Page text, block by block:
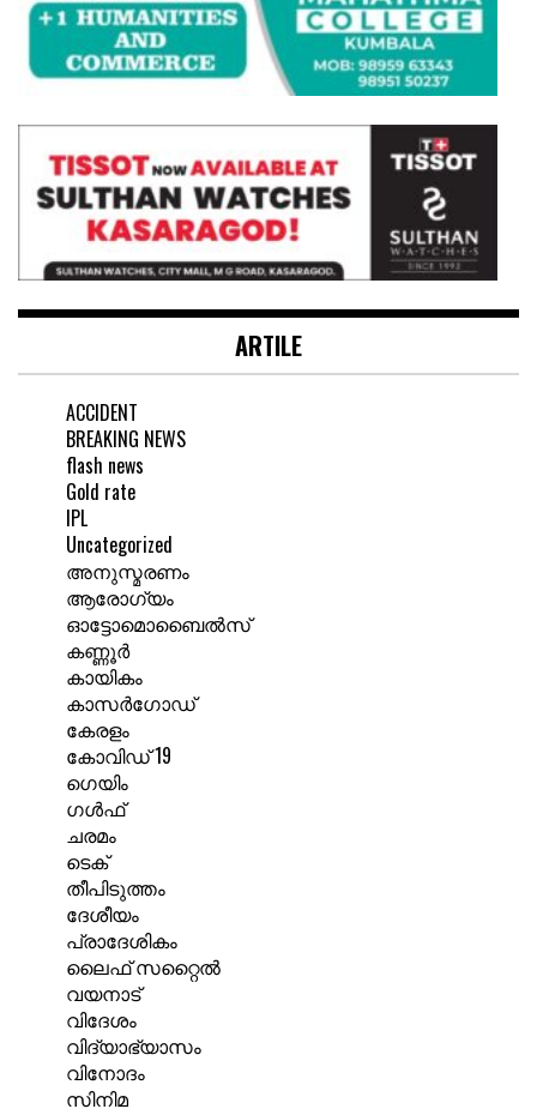
ARTILE
ACCIDENT
BREAKING NEWS
flash news
Gold rate
IPL
Uncategorized
അനുസ്മരണം
ആരോഗ്യം
ഓട്ടോമൊബൈൽസ്
കണ്ണൂർ
കായികം
കാസർഗോഡ്
കേരളം
കോവിഡ് 19
ഗെയിം
ഗൾഫ്
ചരമം
ടെക്
തീപിടുത്തം
ദേശീയം
പ്രാദേശികം
ലൈഫ് സറ്റൈൽ
വയനാട്
വിദേശം
വിദ്യാഭ്യാസം
വിനോദം
സിനിമ